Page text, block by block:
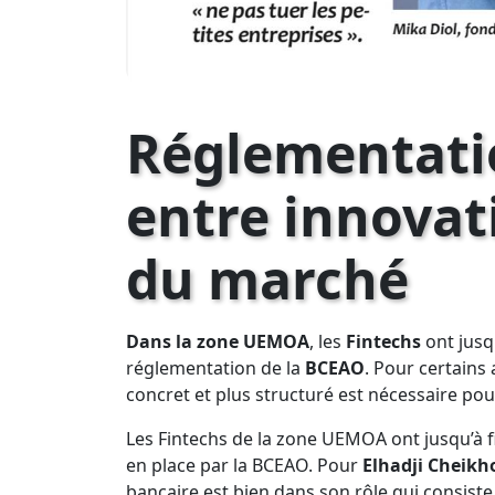
entre
du marché
Dans la zone UEMOA, les Fintechs ont
réglementation de la BCEAO. Pour certains
concret et plus structuré est nécessaire
Les Fintechs de la zone UEMOA ont
en place par la BCEAO. Pour Elhadji